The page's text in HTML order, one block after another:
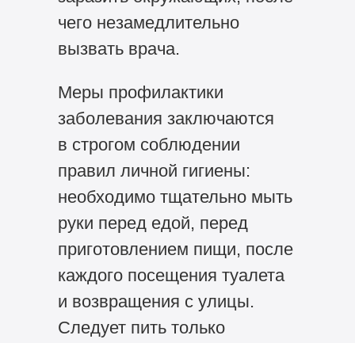
чего незамедлительно
вызвать врача.
Меры профилактики
заболевания заключаются
в строгом соблюдении
правил личной гигиены:
необходимо тщательно мыть
руки перед едой, перед
приготовлением пищи, после
каждого посещения туалета
и возвращения с улицы.
Следует пить только